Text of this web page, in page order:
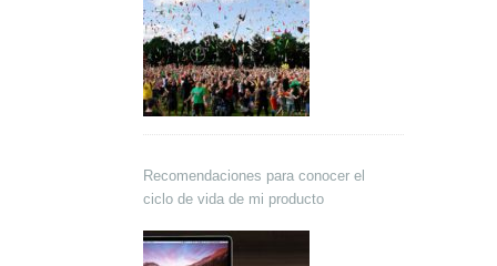
Recomendaciones para conocer el
ciclo de vida de mi producto